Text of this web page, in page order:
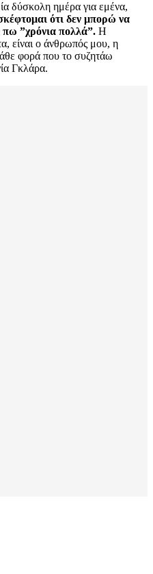
δύσκολη ημέρα για εμένα,
ότι δεν μπορώ να
”χρόνια πολλά”. Η
είναι ο άνθρωπός μου, η
φορά που το συζητάω
Γκλάρα.